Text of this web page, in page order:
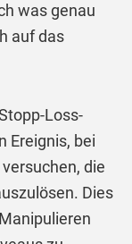
was genau
auf das
Loss-
Ereignis, bei
die
Dies